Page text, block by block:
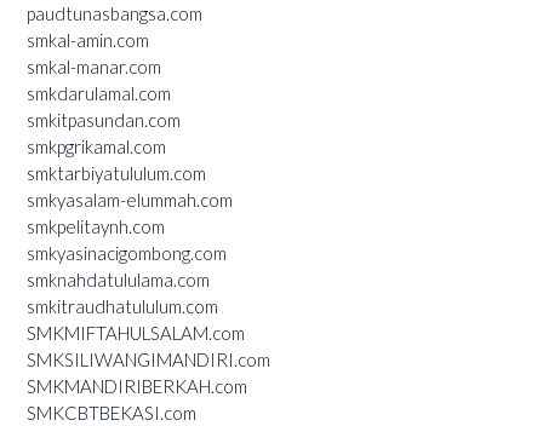
paudtunasbangsa.com
smkal-amin.com
smkal-manar.com
smkdarulamal.com
smkitpasundan.com
smkpgrikamal.com
smktarbiyatululum.com
smkyasalam-elummah.com
smkpelitaynh.com
smkyasinacigombong.com
smknahdatululama.com
smkitraudhatululum.com
SMKMIFTAHULSALAM.com
SMKSILIWANGIMANDIRI.com
SMKMANDIRIBERKAH.com
SMKCBTBEKASI.com